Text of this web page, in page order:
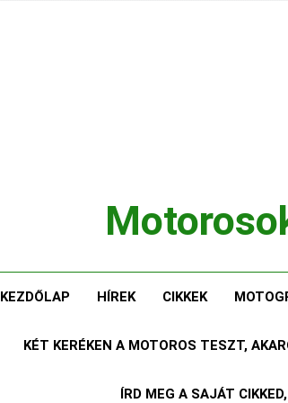
KEZDŐLAP HÍREK CIKKEK
KÉT KERÉKEN A MOTOROS TESZT,
ÍRD MEG A SAJÁT